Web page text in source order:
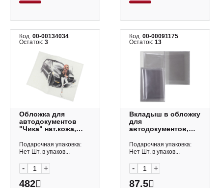
Код: 00-00134034
Остаток: 3
Обложка для
автодокументов
"Чика" нат.кожа,
Imige
Подарочная упаковка:
Нет Шт. в упаков...
- +
482
Код:00-00091175
Остаток:13
Вкладыш в обложку
для
автодокументов,
ДПС
Подарочная упаковка:
Нет Шт. в упаков...
- +
87.5